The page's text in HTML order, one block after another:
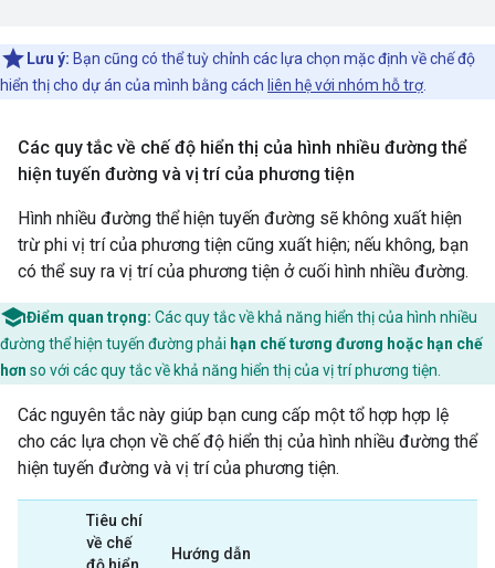
Lưu ý: Bạn cũng có thể tuỳ chỉnh các lựa chọn mặc định về chế độ
hiển thị cho dự án của mình bằng cách liên hệ với nhóm hỗ trợ.
Các quy tắc về chế độ hiển thị của hình nhiều đường thể
hiện tuyến đường và vị trí của phương tiện
Hình nhiều đường thể hiện tuyến đường sẽ không xuất hiện
trừ phi vị trí của phương tiện cũng xuất hiện; nếu không, bạn
có thể suy ra vị trí của phương tiện ở cuối hình nhiều đường.
Điểm quan trọng: Các quy tắc về khả năng hiển thị của hình nhiều
đường thể hiện tuyến đường phải hạn chế tương đương hoặc hạn chế
hơn so với các quy tắc về khả năng hiển thị của vị trí phương tiện.
Các nguyên tắc này giúp bạn cung cấp một tổ hợp hợp lệ
cho các lựa chọn về chế độ hiển thị của hình nhiều đường thể
hiện tuyến đường và vị trí của phương tiện.
Tiêu chí
về chế
Hướng dẫn